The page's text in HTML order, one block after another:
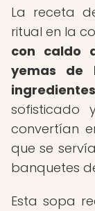
La receta
ritual en la
con caldo
yemas de
sofisticado
convertían
que se
banquetes
Esta sopa